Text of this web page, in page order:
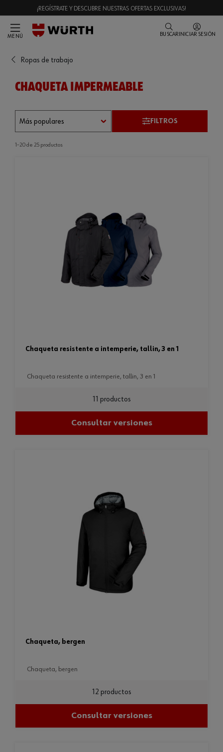
¡REGÍSTRATE Y DESCUBRE NUESTRAS OFERTAS EXCLUSIVAS!
MENÚ BUSCAR INICIAR SESIÓN
Ropas de trabajo
CHAQUETA IMPERMEABLE
FILTROS
1–20 de 25 productos
chaqueta resistente a intemperie, tallin, 3 en 1
chaqueta resistente a intemperie, tallin, 3 en 1
11 productos
Consultar versiones
chaqueta, bergen
chaqueta, bergen
12 productos
Consultar versiones